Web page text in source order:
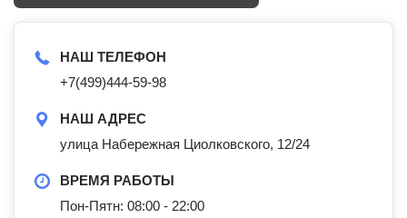
НАШ ТЕЛЕФОН
+7(499)444-59-98
НАШ АДРЕС
улица Набережная Циолковского, 12/24
ВРЕМЯ РАБОТЫ
Пон-Пятн: 08:00 - 22:00